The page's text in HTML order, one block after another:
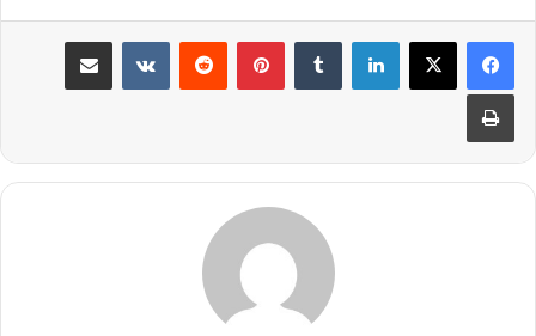
لینکدین ‫تامبلر ‫پین‌ترست‫رددیت ‫VKontakteاشتراک گذاری از طریق ایمیل
چاپ